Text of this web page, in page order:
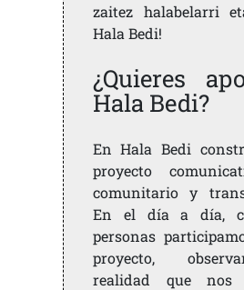
zaitez halabelarri
Hala Bedi!
¿Quieres
Hala Bedi?
En Hala Bedi
proyecto
comunitario y
En el día a día,
personas
proyecto,
realidad que